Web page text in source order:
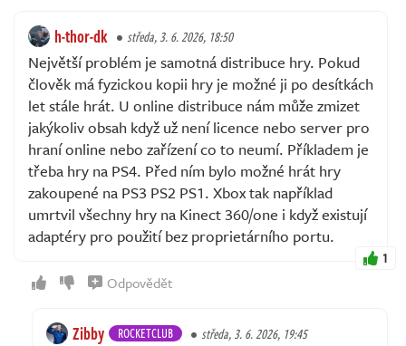
h-thor-dk středa, 3. 6. 2026, 18:50
Největší problém je samotná distribuce hry. Pokud
člověk má fyzickou kopii hry je možné ji po desítkách
let stále hrát. U online distribuce nám může zmizet
jakýkoliv obsah když už není licence nebo server pro
hraní online nebo zařízení co to neumí. Příkladem je
třeba hry na PS4. Před ním bylo možné hrát hry
zakoupené na PS3 PS2 PS1. Xbox tak například
umrtvil všechny hry na Kinect 360/one i když existují
adaptéry pro použití bez proprietárního portu.
1
Odpovědět
Zibby ROCKETCLUB středa, 3. 6. 2026, 19:45